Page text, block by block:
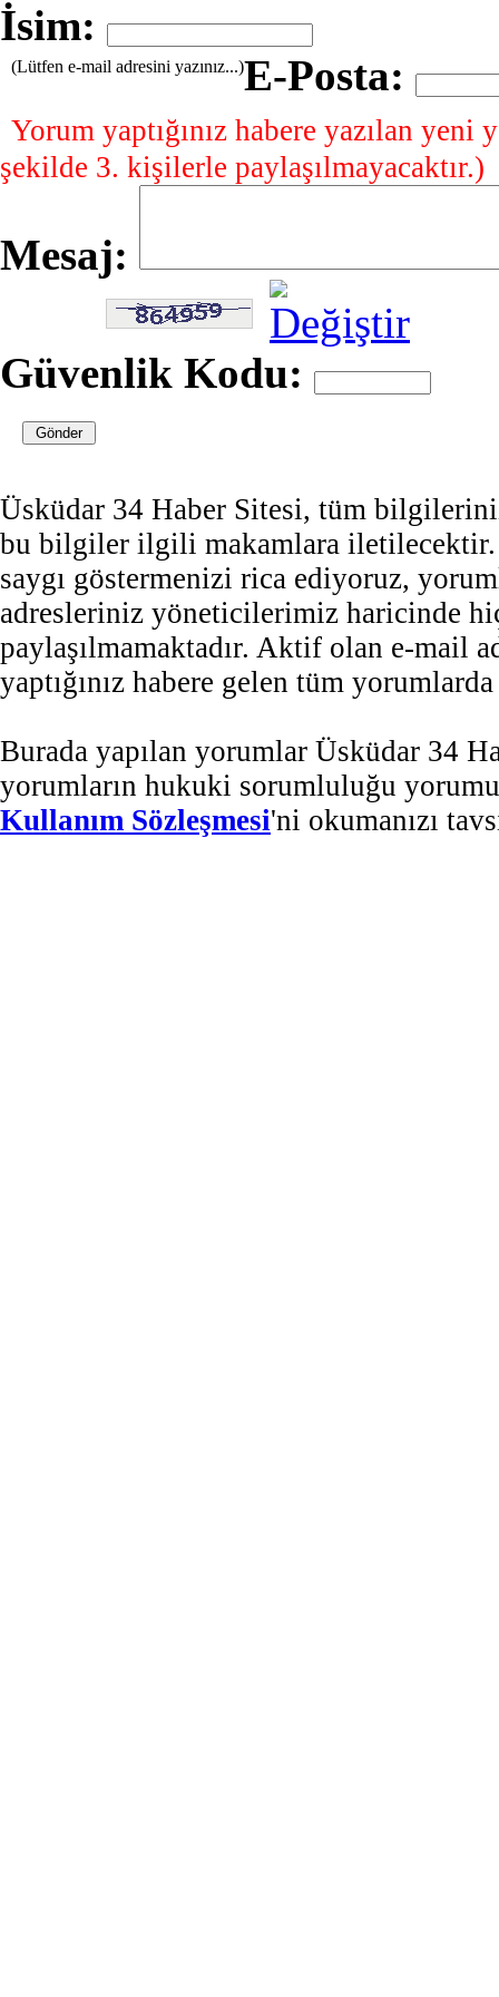
İsim:
E-Posta:
(Lütfen e-mail adresini yazınız...)
Yorum yaptığınız habere yazılan
şekilde 3. kişilerle paylaşılmayacaktır.)
Mesaj:
Güvenlik Kodu:
Üsküdar 34 Haber Sitesi, tüm
bu bilgiler ilgili makamlara iletilecektir.
saygı göstermenizi rica ediyoruz,
adresleriniz yöneticilerimiz haricinde
paylaşılmamaktadır. Aktif olan e-mail
yaptığınız habere gelen tüm
Burada yapılan yorumlar Üsküdar 34
yorumların hukuki sorumluluğu
Kullanım Sözleşmesi'ni okumanızı